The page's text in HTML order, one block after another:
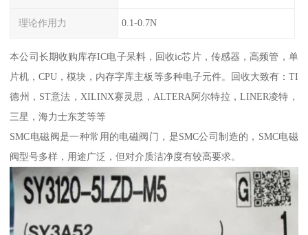
理论作用力 0.1-0.7N
本公司长期收购库存IC电子呆料，回收ic芯片，传感器，高频管，单
片机，CPU，模块，内存字库主板等多种电子元件。回收大致有：TI
德州，ST意法，XILINX赛灵思，ALTERA阿尔特拉，LINER凌特，
三星，海力士东芝等等
SMC电磁阀是一种常用的电磁阀门，是SMC公司制造的，SMC电磁
阀型号多样，用途广泛，但对介质洁净度有较高要求。